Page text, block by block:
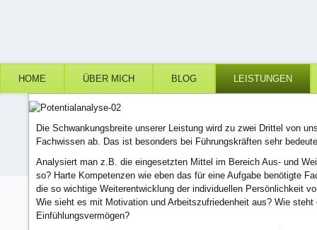
HOME ÜBER MICH BLOG LEISTUNGEN
Die Schwankungsbreite unserer Leistung wird zu zwei Drittel von
Fachwissen ab. Das ist besonders bei Führungskräften sehr
Analysiert man z.B. die eingesetzten Mittel im Bereich Aus- und
so? Harte Kompetenzen wie eben das für eine Aufgabe benötigte
die so wichtige Weiterentwicklung der individuellen Persönlichkeit
Wie sieht es mit Motivation und Arbeitszufriedenheit aus? Wie
Einfühlungsvermögen?